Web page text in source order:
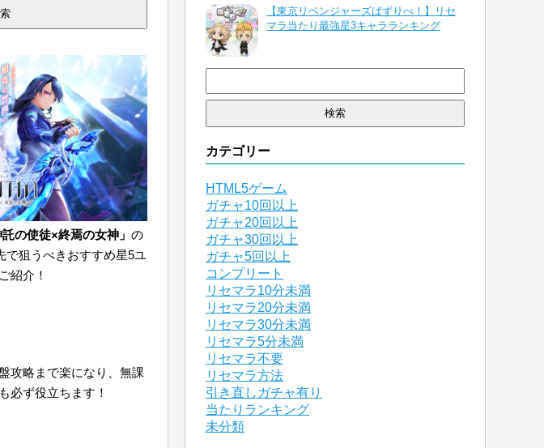
の使徒×終焉の女神」 の
で狙うべきおすすめ星5ユ
紹介！
攻略まで楽になり、無課
必ず役立ちます！
【東京リベンジャーズぱずりべ！】リセ
マラ当たり最強星3キャラランキング
索:
カテゴリー
HTML5ゲーム
ガチャ10回以上
ガチャ20回以上
ガチャ30回以上
ガチャ5回以上
コンプリート
リセマラ10分未満
リセマラ20分未満
リセマラ30分未満
リセマラ5分未満
リセマラ不要
リセマラ方法
引き直しガチャ有り
当たりランキング
未分類